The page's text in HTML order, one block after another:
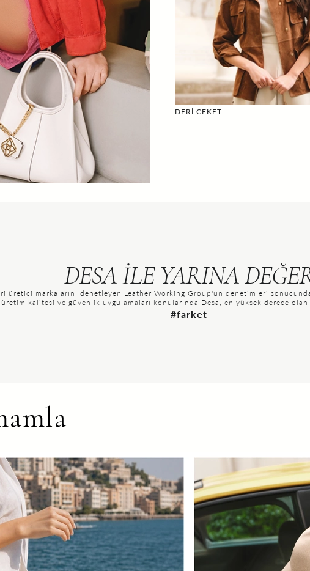
DERİ CEKET
DESA İLE YARINA
üretici markalarını denetleyen Leather Working Group'un denetimleri
kalitesi ve güvenlik uygulamaları konularında Desa, en yüksek derece
#farket